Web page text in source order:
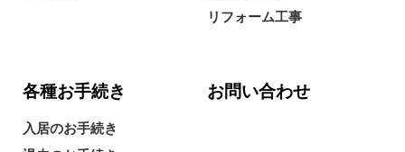
リフォーム工事
各種お手続き
入居のお手続き
お問い合わせ